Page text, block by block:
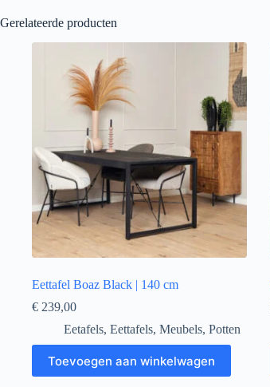
Gerelateerde producten
Eettafel Boaz Black | 140 cm
€ 239,00
Eetafels, Eettafels, Meubels, Potten
Toevoegen aan winkelwagen